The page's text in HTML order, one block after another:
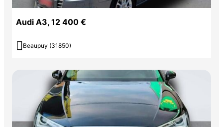
Audi A3, 12 400 €
 Beaupuy (31850)